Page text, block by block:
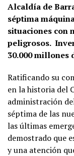
Alcaldía de
séptima
situaciones con
peligrosos.
30.000 millones
Ratificando su
en la historia del
administración
séptima de las
las últimas
demostrado que
y una atención